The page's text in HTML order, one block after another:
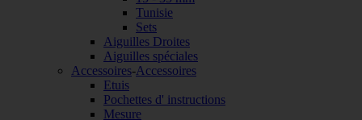
Tunisie
Sets
Aiguilles Droites
Aiguilles spéciales
Accessoires-Accessoires
Etuis
Pochettes d' instructions
Mesure